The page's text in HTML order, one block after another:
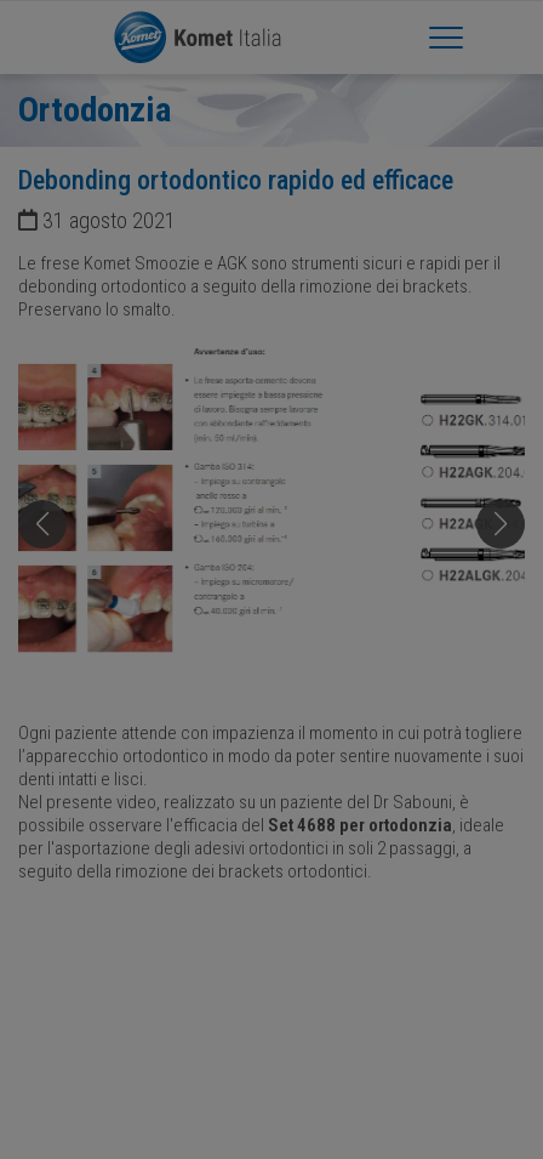
Apri Menu
Ortodonzia
Debonding ortodontico rapido ed efficace
31 agosto 2021
Le frese Komet Smoozie e AGK sono strumenti sicuri e rapidi per il
debonding ortodontico a seguito della rimozione dei brackets.
Preservano lo smalto.
Ogni paziente attende con impazienza il momento in cui potrà togliere
l’apparecchio ortodontico in modo da poter sentire nuovamente i suoi
denti intatti e lisci.
Nel presente video, realizzato su un paziente del Dr Sabouni, è
possibile osservare l'efficacia del Set 4688 per ortodonzia , ideale
per l'asportazione degli adesivi ortodontici in soli 2 passaggi, a
seguito della rimozione dei brackets ortodontici.